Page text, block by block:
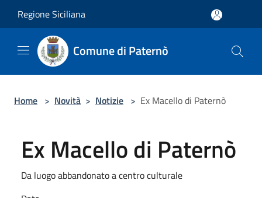
Regione Siciliana
Comune di Paternò
Home > Novità > Notizie > Ex Macello di Paternò
Ex Macello di Paternò
Da luogo abbandonato a centro culturale